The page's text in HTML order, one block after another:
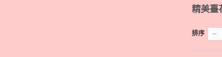
精美
排序 --